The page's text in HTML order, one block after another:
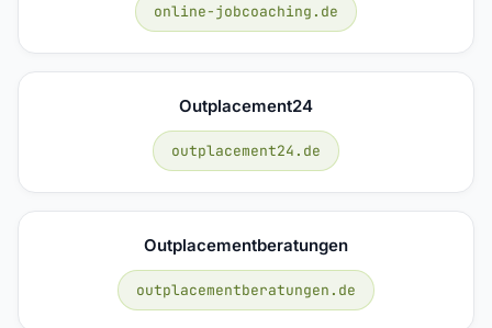
online-jobcoaching.de
Outplacement24
outplacement24.de
Outplacementberatungen
outplacementberatungen.de